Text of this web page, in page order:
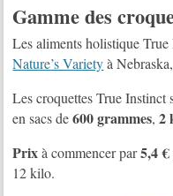
Gamme des
Les aliments holistique
Nature’s Varietyà
Les croquettes True Instinct
en sacs de600 grammes,2
Prixà commencer par5,4
12 kilo.